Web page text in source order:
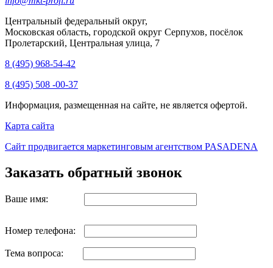
Центральный федеральный округ,
Московская область, городской округ Серпухов, посёлок
Пролетарский, Центральная улица, 7
8 (495) 968-54-42
8 (495) 508 -00-37
Информация, размещенная на сайте, не является офертой.
Карта сайта
Сайт продвигается маркетинговым агентством PASADENA
Заказать обратный звонок
Ваше имя:
Номер телефона:
Тема вопроса: